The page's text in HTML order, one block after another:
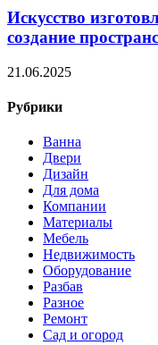
Искусство
создание
21.06.2025
Рубрики
Ванна
Двери
Дизайн
Для дома
Компании
Материалы
Мебель
Недвижимость
Оборудование
Разбав
Разное
Ремонт
Сад и огород